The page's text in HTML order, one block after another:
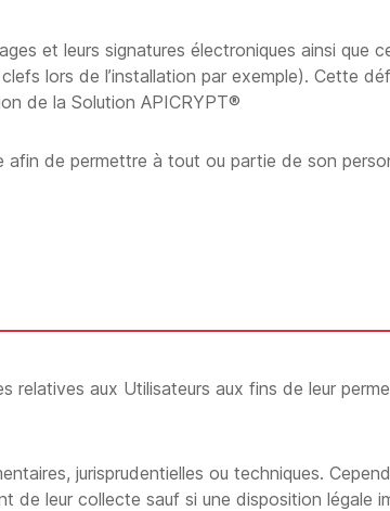
et leurs signatures électroniques ainsi que
lors de l’installation par exemple). Cette
de la Solution APICRYPT®
afin de permettre à tout ou partie de son
relatives aux Utilisateurs aux fins de leur
jurisprudentielles ou techniques.
de leur collecte sauf si une disposition légale